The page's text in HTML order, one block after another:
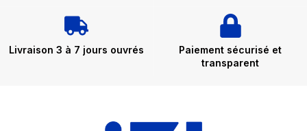
Livraison 3 à 7 jours ouvrés
Paiement sécurisé et
transparent